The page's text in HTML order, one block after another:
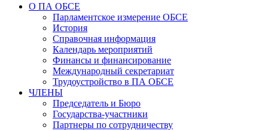
О ПА ОБСЕ
Парламентское измерение ОБСЕ
История
Справочная информация
Календарь мероприятий
Финансы и финансирование
Международный секретариат
Трудоустройство в ПА ОБСЕ
ЧЛЕНЫ
Председатель и Бюро
Государства-участники
Партнеры по сотрудничеству